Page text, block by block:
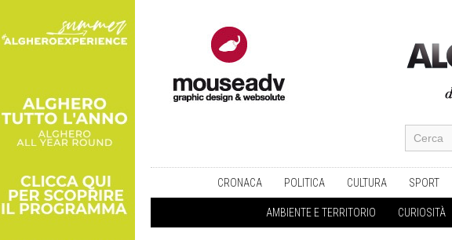
CRONACA POLITICA CULTURA SPORT
AMBIENTE E TERRITORIO CURIOSITÀ